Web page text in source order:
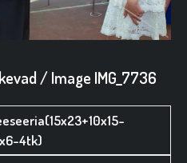
/ Image IMG_7736
4tk)